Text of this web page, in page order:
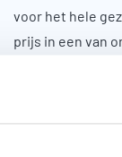
voor het hele
prijs in een van